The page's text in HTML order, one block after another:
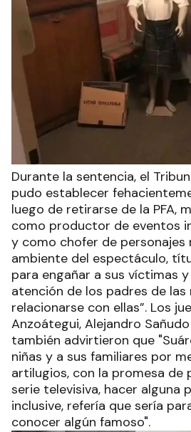
Durante la sentencia, el
pudo establecer
luego de retirarse de la PFA,
como productor de eventos
y como chofer de personajes
ambiente del espectáculo,
para engañar a sus víctimas
atención de los padres de las
relacionarse con ellas”. Los
Anzoátegui, Alejandro
también advirtieron que
niñas y a sus familiares por
artilugios, con la promesa de
serie televisiva, hacer alguna
inclusive, refería que sería
conocer algún famoso".